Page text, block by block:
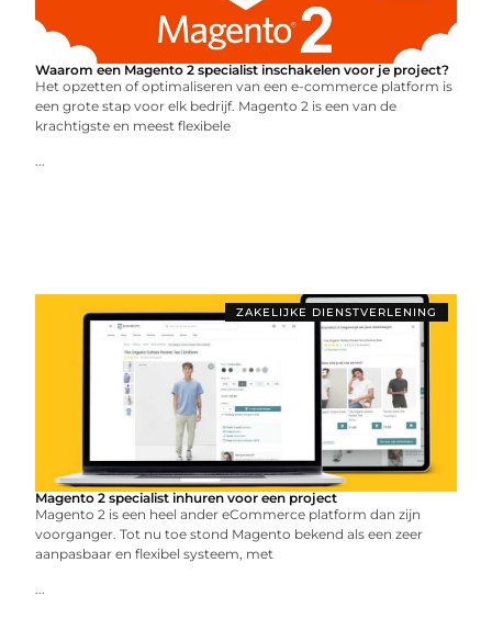
Waarom een Magento 2 specialist inschakelen voor je project?
Het opzetten of optimaliseren van een e-commerce platform is
een grote stap voor elk bedrijf. Magento 2 is een van de
krachtigste en meest flexibele
...
ZAKELIJKE DIENSTVERLENING
Magento 2 specialist inhuren voor een project
Magento 2 is een heel ander eCommerce platform dan zijn
voorganger. Tot nu toe stond Magento bekend als een zeer
aanpasbaar en flexibel systeem, met
...